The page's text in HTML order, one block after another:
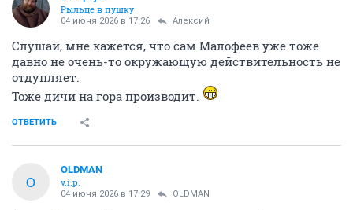
Рыльце в пушку
04 июня 2026 в 17:26 Алексий
Слушай, мне кажется, что сам Малофеев уже тоже
давно не очень-то окружающую действительность не
отдупляет.
Тоже дичи на гора производит.
ОТВЕТИТЬ
O
OLDMAN
v.i.p.
04 июня 2026 в 17:29 OLDMAN